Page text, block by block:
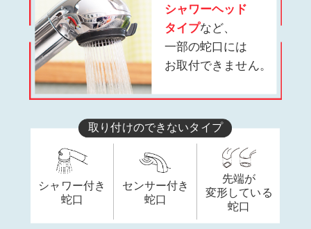
シャワーヘッド
タイプなど、
一部の蛇口には
お取付できません。
取り付けのできないタイプ
シャワー付き
蛇口
センサー付き
蛇口
先端が
変形している
蛇口